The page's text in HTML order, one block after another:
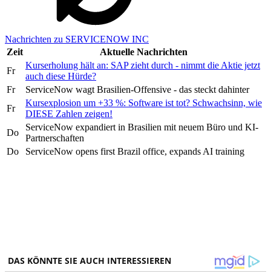
Nachrichten zu SERVICENOW INC
Zeit
Aktuelle Nachrichten
Fr
Kurserholung hält an: SAP zieht durch - nimmt die Aktie jetzt
auch diese Hürde?
Fr
ServiceNow wagt Brasilien-Offensive - das steckt dahinter
Fr
Kursexplosion um +33 %: Software ist tot? Schwachsinn, wie
DIESE Zahlen zeigen!
Do
ServiceNow expandiert in Brasilien mit neuem Büro und KI-
Partnerschaften
Do
ServiceNow opens first Brazil office, expands AI training